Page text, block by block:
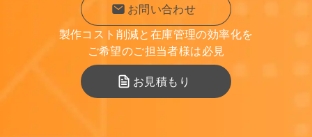
お問い合わせ
製作コスト削減と在庫管理の効率化を
ご希望のご担当者様は必見
お見積もり